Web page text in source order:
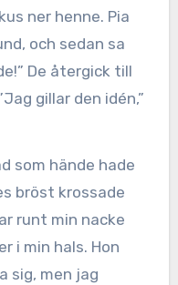
ner henne. Pia
och sedan sa
De återgick till
gillar den idén,”
som hände hade
bröst krossade
runt min nacke
i min hals. Hon
sig, men jag